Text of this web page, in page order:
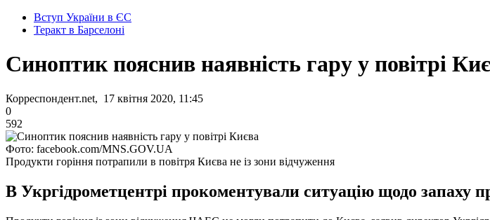
Вступ України в ЄС
Теракт в Барселоні
Синоптик пояснив наявність гару у повітрі
Корреспондент.net, 17 квітня 2020, 11:45
0
592
Фото: facebook.com/MNS.GOV.UA
Продукти горіння потрапили в повітря Києва не із зони відчуження
В Укргідрометцентрі прокоментували ситуацію щодо запаху